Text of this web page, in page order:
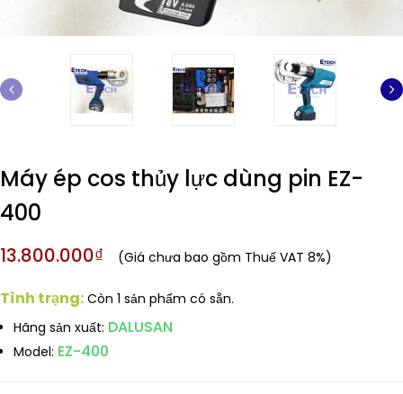
Máy ép cos thủy lực dùng pin EZ-
400
13.800.000₫ (Giá chưa bao gồm Thuế VAT 8%)
Tình trạng: Còn 1 sản phẩm có sẵn.
Hãng sản xuất: DALUSAN
Model: EZ-400